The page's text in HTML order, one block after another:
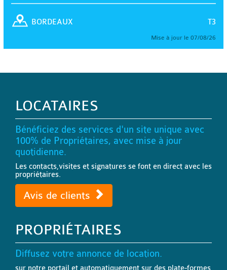
T3
BORDEAUX
Mise à jour le 07/08/26
LOCATAIRES
Bénéficiez des services d'un site unique avec
100% de Propriétaires, avec mise à jour
quotidienne.
Les contacts,visites et signatures se font en direct avec les
propriétaires.
Avis de clients
PROPRIÉTAIRES
Diffusez votre annonce de location.
sur notre portail et automatiquement sur des plate-formes